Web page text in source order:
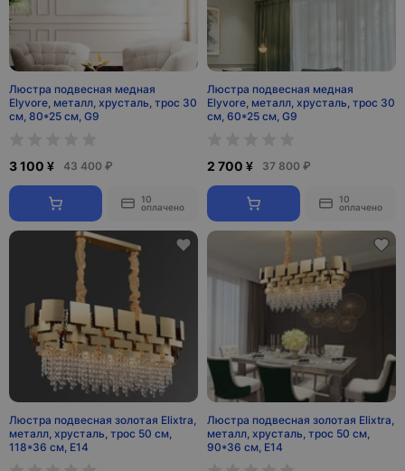
Люстра подвесная медная
Elyvore, металл, хрусталь, трос 30
см, 80*25 см, G9
3 100 ¥ 43 400 ₽
10
оплачено
Люстра подвесная медная
Elyvore, металл, хрусталь, трос 30
см, 60*25 см, G9
2 700 ¥ 37 800 ₽
10
оплачено
Люстра подвесная золотая Elixtra,
металл, хрусталь, трос 50 см,
118*36 см, Е14
Люстра подвесная золотая Elixtra,
металл, хрусталь, трос 50 см,
90*36 см, Е14